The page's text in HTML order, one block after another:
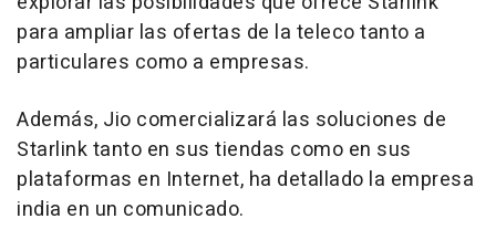
para ampliar las ofertas de la teleco tanto a
particulares como a empresas.
Además, Jio comercializará las soluciones de
Starlink tanto en sus tiendas como en sus
plataformas en Internet, ha detallado la empresa
india en un comunicado.